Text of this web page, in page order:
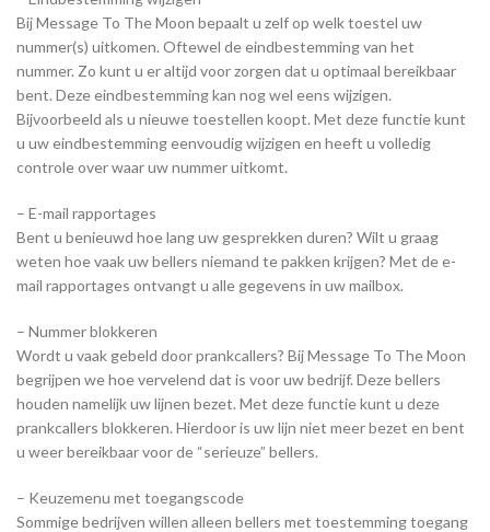
Bij Message To The Moon bepaalt u zelf op welk toestel uw
nummer(s) uitkomen. Oftewel de eindbestemming van het
nummer. Zo kunt u er altijd voor zorgen dat u optimaal bereikbaar
bent. Deze eindbestemming kan nog wel eens wijzigen.
Bijvoorbeeld als u nieuwe toestellen koopt. Met deze functie kunt
u uw eindbestemming eenvoudig wijzigen en heeft u volledig
controle over waar uw nummer uitkomt.
– E-mail rapportages
Bent u benieuwd hoe lang uw gesprekken duren? Wilt u graag
weten hoe vaak uw bellers niemand te pakken krijgen? Met de e-
mail rapportages ontvangt u alle gegevens in uw mailbox.
– Nummer blokkeren
Wordt u vaak gebeld door prankcallers? Bij Message To The Moon
begrijpen we hoe vervelend dat is voor uw bedrijf. Deze bellers
houden namelijk uw lijnen bezet. Met deze functie kunt u deze
prankcallers blokkeren. Hierdoor is uw lijn niet meer bezet en bent
u weer bereikbaar voor de “serieuze” bellers.
– Keuzemenu met toegangscode
Sommige bedrijven willen alleen bellers met toestemming toegang